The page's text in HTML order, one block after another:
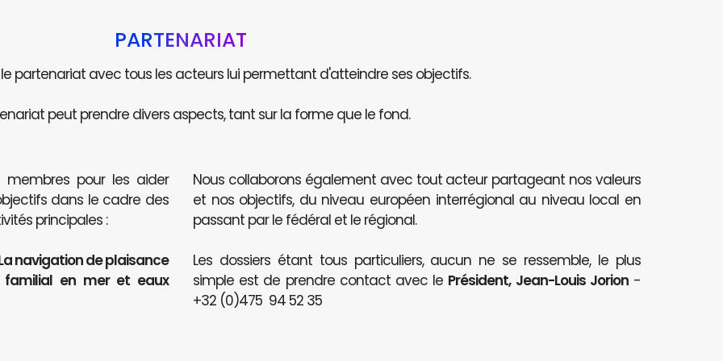
PARTENARIAT
le partenariat avec tous les acteurs lui permettant d'atteindre ses objectifs.
peut prendre divers aspects, tant sur la forme que le fond.
pour les aider
dans le cadre des
principales :
navigation de plaisance
en mer et eaux
Nous collaborons également avec tout acteur partageant nos valeurs
et nos objectifs, du niveau européen interrégional au niveau local en
passant par le fédéral et le régional.
Les dossiers étant tous particuliers, aucun ne se ressemble, le plus
simple est de prendre contact avec le Président, Jean-Louis Jorion-
+32 (0)475 94 52 35